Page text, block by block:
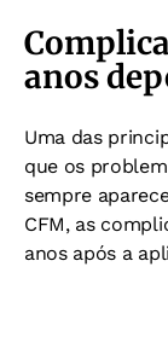
anos
Uma das
que os
sempre
CFM, as
anos após a